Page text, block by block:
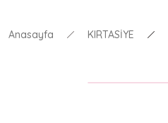
Anasayfa KIRTASİYE